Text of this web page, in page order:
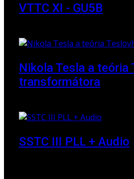
VTTC XI - GU5B
Nikola Tesla a teória
transformátora
SSTC III PLL + Audio